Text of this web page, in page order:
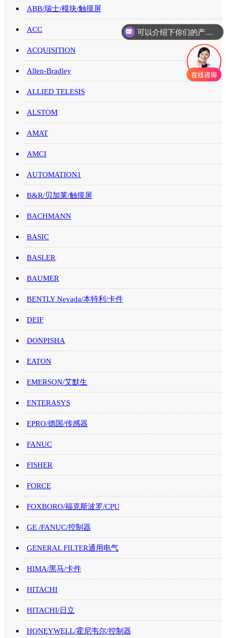
ABB/瑞士/模块/触摸屏
ACC
ACQUISITION
Allen-Bradley
ALLIED TELESIS
ALSTOM
AMAT
AMCI
AUTOMATION1
B&R/贝加莱/触摸屏
BACHMANN
BASIC
BASLER
BAUMER
BENTLY Nevada/本特利/卡件
DEIF
DONPISHA
EATON
EMERSON/艾默生
ENTERASYS
EPRO/德国/传感器
FANUC
FISHER
FORCE
FOXBORO/福克斯波罗/CPU
GE /FANUC/控制器
GENERAL FILTER通用电气
HIMA/黑马/卡件
HITACHI
HITACHI/日立
HONEYWELL/霍尼韦尔/控制器
你们是怎么收费的呢